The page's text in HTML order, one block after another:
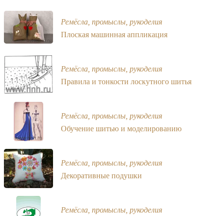
Ремёсла, промыслы, рукоделия
Плоская машинная аппликация
Ремёсла, промыслы, рукоделия
Правила и тонкости лоскутного шитья
Ремёсла, промыслы, рукоделия
Обучение шитью и моделированию
Ремёсла, промыслы, рукоделия
Декоративные подушки
Ремёсла, промыслы, рукоделия